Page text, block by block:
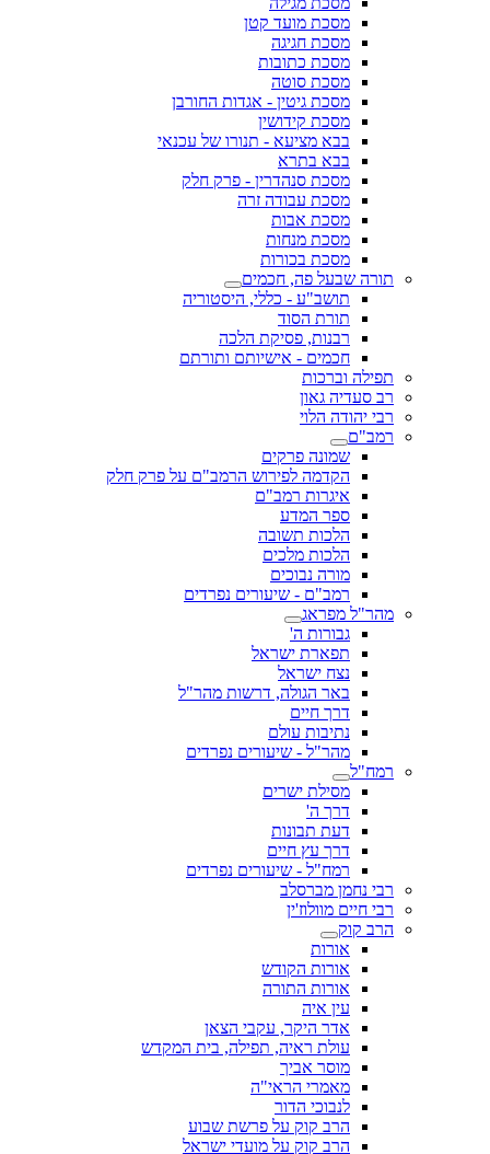
מסכת מועד קטן
מסכת חגיגה
מסכת כתובות
מסכת סוטה
מסכת גיטין - אגדות החורבן
מסכת קידושין
בבא מציעא - תנורו של עכנאי
בבא בתרא
מסכת סנהדרין - פרק חלק
מסכת עבודה זרה
מסכת אבות
מסכת מנחות
מסכת בכורות
תורה שבעל פה, חכמים
תושב"ע - כללי, היסטוריה
תורת הסוד
רבנות, פסיקת הלכה
חכמים - אישיותם ותורתם
תפילה וברכות
רב סעדיה גאון
רבי יהודה הלוי
רמב"ם
שמונה פרקים
הקדמה לפירוש הרמב"ם על פרק חלק
איגרות רמב"ם
ספר המדע
הלכות תשובה
הלכות מלכים
מורה נבוכים
רמב"ם - שיעורים נפרדים
מהר"ל מפראג
גבורות ה'
תפארת ישראל
נצח ישראל
באר הגולה, דרשות מהר"ל
דרך חיים
נתיבות עולם
מהר"ל - שיעורים נפרדים
רמח"ל
מסילת ישרים
דרך ה'
דעת תבונות
דרך עץ חיים
רמח"ל - שיעורים נפרדים
רבי נחמן מברסלב
רבי חיים מוולוז'ין
הרב קוק
אורות
אורות הקודש
אורות התורה
עין איה
אדר היקר, עקבי הצאן
עולת ראיה, תפילה, בית המקדש
מוסר אביך
מאמרי הראי"ה
לנבוכי הדור
הרב קוק על פרשת שבוע
הרב קוק על מועדי ישראל